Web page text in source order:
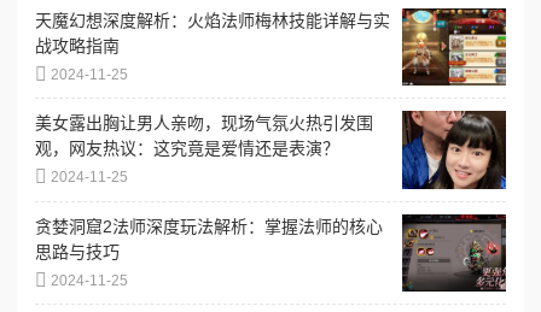
天魔幻想深度解析：火焰法师梅林技能详解与实
战攻略指南
2024-11-25
美女露出胸让男人亲吻，现场气氛火热引发围
观，网友热议：这究竟是爱情还是表演？
2024-11-25
贪婪洞窟2法师深度玩法解析：掌握法师的核心
思路与技巧
2024-11-25